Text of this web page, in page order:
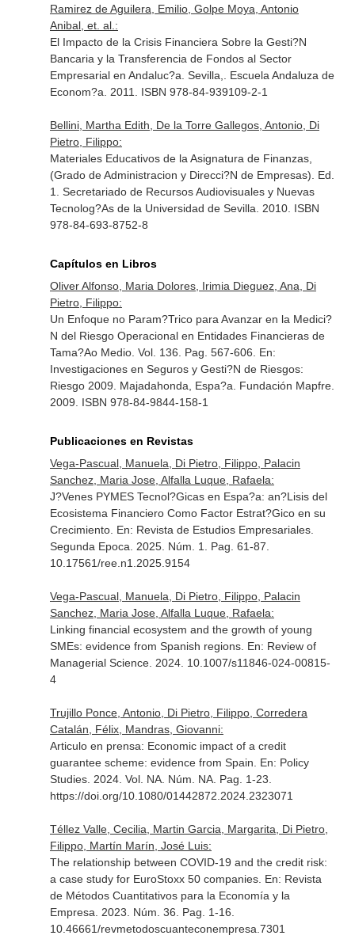
Ramirez de Aguilera, Emilio, Golpe Moya, Antonio
Anibal, et. al.:
El Impacto de la Crisis Financiera Sobre la Gesti?N
Bancaria y la Transferencia de Fondos al Sector
Empresarial en Andaluc?a. Sevilla,. Escuela Andaluza de
Econom?a. 2011. ISBN 978-84-939109-2-1
Bellini, Martha Edith, De la Torre Gallegos, Antonio, Di
Pietro, Filippo:
Materiales Educativos de la Asignatura de Finanzas,
(Grado de Administracion y Direcci?N de Empresas). Ed.
1. Secretariado de Recursos Audiovisuales y Nuevas
Tecnolog?As de la Universidad de Sevilla. 2010. ISBN
978-84-693-8752-8
Capítulos en Libros
Oliver Alfonso, Maria Dolores, Irimia Dieguez, Ana, Di
Pietro, Filippo:
Un Enfoque no Param?Trico para Avanzar en la Medici?
N del Riesgo Operacional en Entidades Financieras de
Tama?Ao Medio. Vol. 136. Pag. 567-606. En:
Investigaciones en Seguros y Gesti?N de Riesgos:
Riesgo 2009 . Majadahonda, Espa?a. Fundación Mapfre.
2009. ISBN 978-84-9844-158-1
Publicaciones en Revistas
Vega-Pascual, Manuela, Di Pietro, Filippo, Palacin
Sanchez, Maria Jose, Alfalla Luque, Rafaela:
J?Venes PYMES Tecnol?Gicas en Espa?a: an?Lisis del
Ecosistema Financiero Como Factor Estrat?Gico en su
Crecimiento. En: Revista de Estudios Empresariales.
Segunda Epoca . 2025. Núm. 1. Pag. 61-87.
10.17561/ree.n1.2025.9154
Vega-Pascual, Manuela, Di Pietro, Filippo, Palacin
Sanchez, Maria Jose, Alfalla Luque, Rafaela:
Linking financial ecosystem and the growth of young
SMEs: evidence from Spanish regions. En: Review of
Managerial Science. 2024. 10.1007/s11846-024-00815-
4
Trujillo Ponce, Antonio, Di Pietro, Filippo, Corredera
Catalán, Félix, Mandras, Giovanni:
Articulo en prensa: Economic impact of a credit
guarantee scheme: evidence from Spain. En: Policy
Studies. 2024. Vol. NA. Núm. NA. Pag. 1-23.
https://doi.org/10.1080/01442872.2024.2323071
Téllez Valle, Cecilia, Martin Garcia, Margarita, Di Pietro,
Filippo, Martín Marín, José Luis:
The relationship between COVID-19 and the credit risk:
a case study for EuroStoxx 50 companies. En: Revista
de Métodos Cuantitativos para la Economía y la
Empresa . 2023. Núm. 36. Pag. 1-16.
10.46661/revmetodoscuanteconempresa.7301